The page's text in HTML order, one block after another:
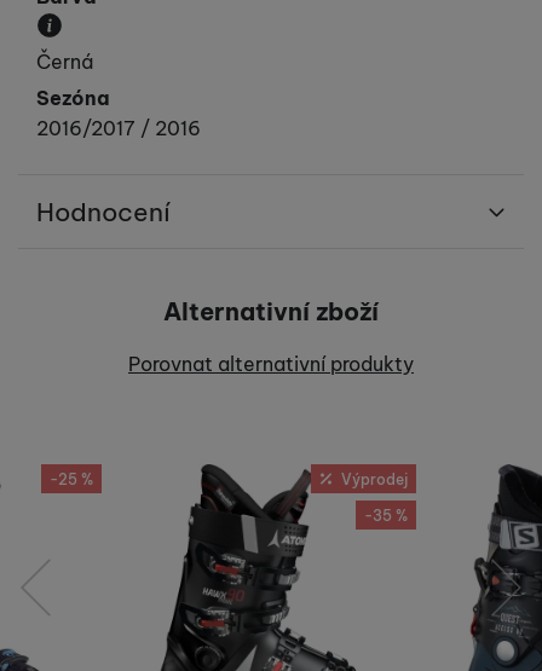
Převládající barva výrobku.
Černá
Sezóna
2016/2017 / 2016
Hodnocení
Recenze
Alternativní zboží
Porovnat alternativní produkty
následující
Výprodej
-35 %
-25 %